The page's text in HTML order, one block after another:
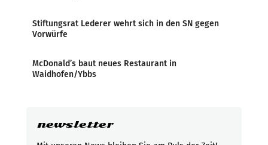
Stiftungsrat Lederer wehrt sich in den SN gegen
Vorwürfe
McDonald’s baut neues Restaurant in
Waidhofen/Ybbs
newsletter